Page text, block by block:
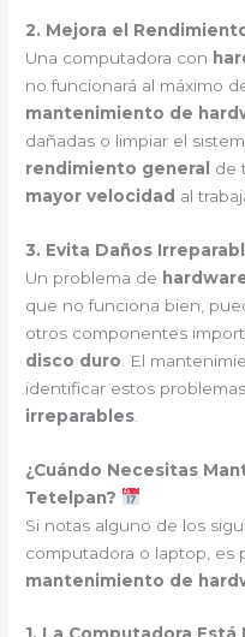
2. Mejora el
Una computadora con
no funcionará al máximo
mantenimiento de
dañadas o limpiar el
rendimiento general
de
mayor velocidad al
3. Evita Daños
Un problema de
que no funciona bien,
otros componentes
disco duro . El
identificar estos
irreparables
¿Cuándo Necesitas
Tetelpan?
Si notas alguno de los
computadora o laptop, es
mantenimiento de